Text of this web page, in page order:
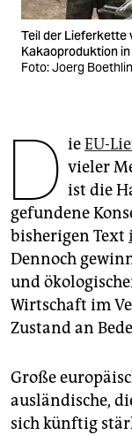
shop
fragen & hilfe
genossenschaft
epaper login
Teil der Lieferkette
Kakaoproduktion
Foto: Joerg
D ieEU-
vieler
ist die
gefundene
bisherigen Text
Dennoch
und
Wirtschaft im
Zustand an
Große
ausländische,
sich künftig